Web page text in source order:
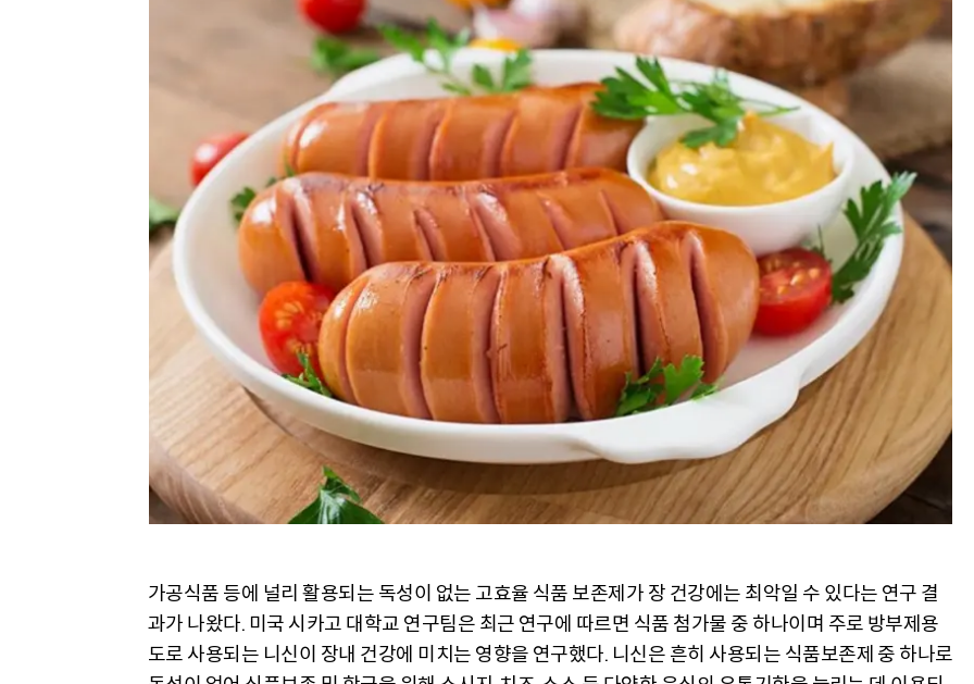
가공식품 등에 널리 활용되는 독성이 없는 고효율 식품 보존제가 장 건강에는 최악일 수 있다는 연구 결
과가 나왔다. 미국 시카고 대학교 연구팀은 최근 연구에 따르면 식품 첨가물 중 하나이며 주로 방부제용
도로 사용되는 니신이 장내 건강에 미치는 영향을 연구했다. 니신은 흔히 사용되는 식품보존제 중 하나로